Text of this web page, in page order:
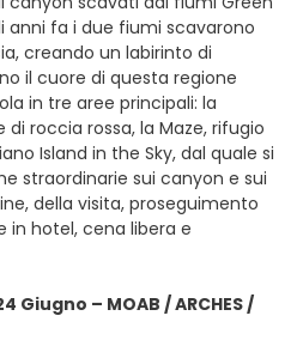
anni fa i due fiumi scavarono
creando un labirinto di
il cuore di questa regione
in tre aree principali: la
di roccia rossa, la Maze, rifugio
Island in the Sky, dal quale si
straordinarie sui canyon e sui
della visita, proseguimento
in hotel, cena libera e
– MOAB / ARCHES /